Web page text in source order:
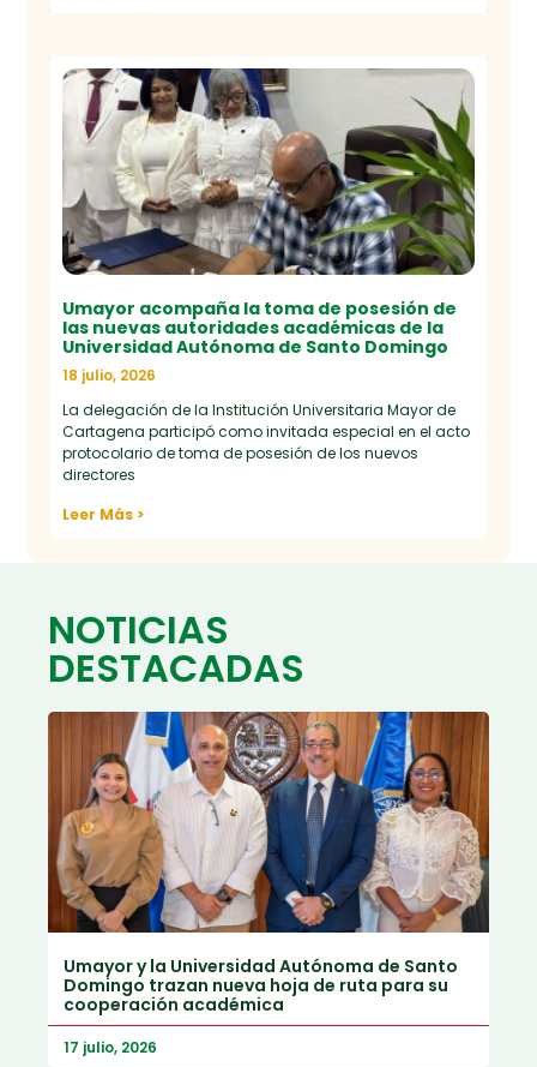
Umayor acompaña la toma de posesión de
las nuevas autoridades académicas de la
Universidad Autónoma de Santo Domingo
18 julio, 2026
La delegación de la Institución Universitaria Mayor de
Cartagena participó como invitada especial en el acto
protocolario de toma de posesión de los nuevos
directores
Leer Más >
NOTICIAS
DESTACADAS
Umayor y la Universidad Autónoma de Santo
Domingo trazan nueva hoja de ruta para su
cooperación académica
17 julio, 2026